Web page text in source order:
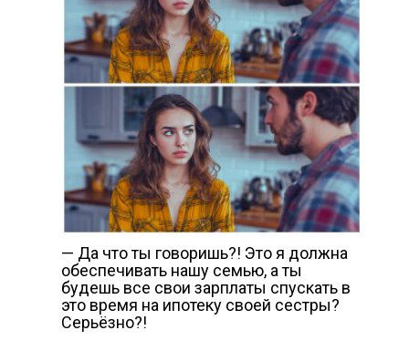
— Да что ты говоришь?! Это я должна
обеспечивать нашу семью, а ты
будешь все свои зарплаты спускать в
это время на ипотеку своей сестры?
Серьёзно?!